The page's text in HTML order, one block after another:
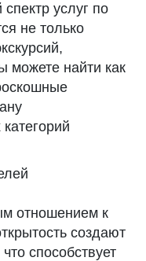
услуг по
не только
можете найти как
отношением к
создают
способствует